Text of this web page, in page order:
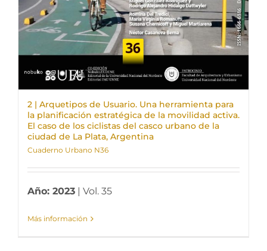
2 | Arquetipos de Usuario. Una herramienta para
la planificación estratégica de la movilidad activa.
El caso de los ciclistas del casco urbano de la
ciudad de La Plata, Argentina
Cuaderno Urbano N36
Año: 2023 | Vol. 35
Más información